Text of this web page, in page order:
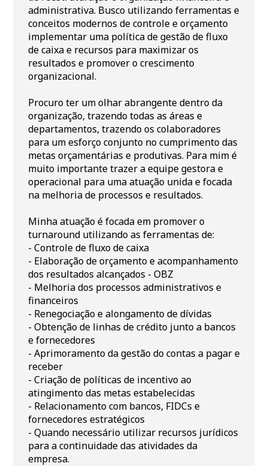
administrativa. Busco utilizando ferramentas e
conceitos modernos de controle e orçamento
implementar uma política de gestão de fluxo
de caixa e recursos para maximizar os
resultados e promover o crescimento
organizacional.
Procuro ter um olhar abrangente dentro da
organização, trazendo todas as áreas e
departamentos, trazendo os colaboradores
para um esforço conjunto no cumprimento das
metas orçamentárias e produtivas. Para mim é
muito importante trazer a equipe gestora e
operacional para uma atuação unida e focada
na melhoria de processos e resultados.
Minha atuação é focada em promover o
turnaround utilizando as ferramentas de:
- Controle de fluxo de caixa
- Elaboração de orçamento e acompanhamento
dos resultados alcançados - OBZ
- Melhoria dos processos administrativos e
financeiros
- Renegociação e alongamento de dívidas
- Obtenção de linhas de crédito junto a bancos
e fornecedores
- Aprimoramento da gestão do contas a pagar e
receber
- Criação de políticas de incentivo ao
atingimento das metas estabelecidas
- Relacionamento com bancos, FIDCs e
fornecedores estratégicos
- Quando necessário utilizar recursos jurídicos
para a continuidade das atividades da
empresa.